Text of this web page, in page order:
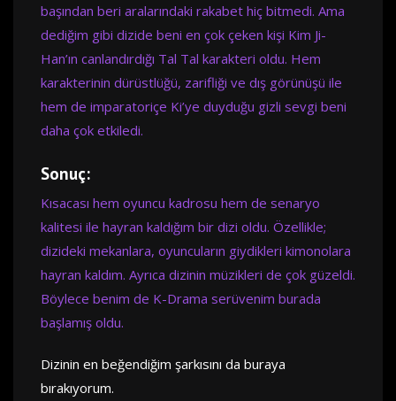
başından beri aralarındaki rakabet hiç bitmedi. Ama
dediğim gibi dizide beni en çok çeken kişi Kim Ji-
Han’ın canlandırdığı Tal Tal karakteri oldu. Hem
karakterinin dürüstlüğü, zarifliği ve dış görünüşü ile
hem de imparatoriçe Ki’ye duyduğu gizli sevgi beni
daha çok etkiledi.
Sonuç:
Kısacası hem oyuncu kadrosu hem de senaryo
kalitesi ile hayran kaldığım bir dizi oldu. Özellikle;
dizideki mekanlara, oyuncuların giydikleri kimonolara
hayran kaldım. Ayrıca dizinin müzikleri de çok güzeldi.
Böylece benim de K-Drama serüvenim burada
başlamış oldu.
Dizinin en beğendiğim şarkısını da buraya
bırakıyorum.